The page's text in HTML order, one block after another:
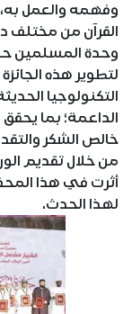
وفهمه والعمل
القرآن من مختلف
وحدة المسلمين
لتطوير هذه
التكنولوجيا
الداعمة؛ بما يحقق
خالص الشكر
من خلال تقديم
أثرت في هذا
لهذا الحدث.